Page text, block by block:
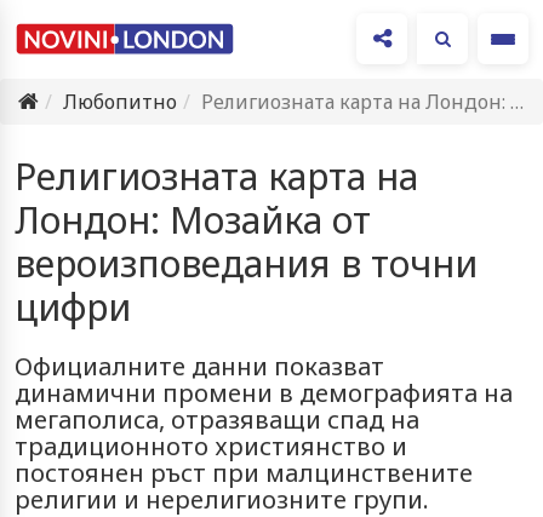
Любопитно
Религиозната карта на Лондон: Мозайка от вероизповедания в точни цифри
Религиозната карта на
Лондон: Мозайка от
вероизповедания в точни
цифри
Официалните данни показват
динамични промени в демографията на
мегаполиса, отразяващи спад на
традиционното християнство и
постоянен ръст при малцинствените
религии и нерелигиозните групи.